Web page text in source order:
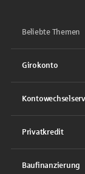
Beliebte Themen
Girokonto
Privatkredit
Baufinanzierung